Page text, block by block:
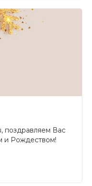
поздравляем Вас
и Рождеством!